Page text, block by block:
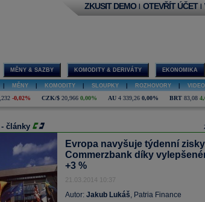
ZKUSIT DEMO | OTEVŘÍT ÚČET |
MĚNY & SAZBY KOMODITY & DERIVÁTY EKONOMIKA
MĚNY KOMODITY SLOUPKY ROZHOVORY VIDEO
-0,02% CZK/$ 20,966 0,00% AU 4 339,26 0,00% BRT 83,08
- články
Evropa navyšuje týdenní
Commerzbank díky
+3 %
21.03.2014 10:37
Autor: Jakub Lukáš, Patria Finance